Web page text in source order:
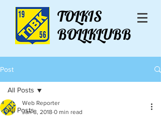
TOLKIS
BOLLKLUBB
Post
All Posts
All Posts
Web Reporter
Jan 8, 2018 0 min read